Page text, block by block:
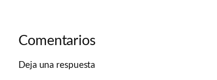
Comentarios
Deja una respuesta